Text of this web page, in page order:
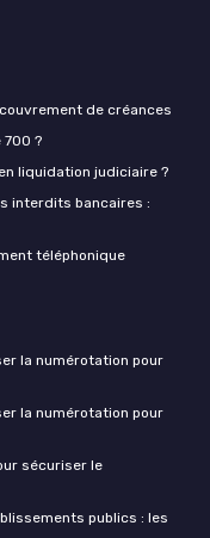
de créances
700 ?
liquidation judiciaire ?
interdits bancaires :
téléphonique
la numérotation pour
la numérotation pour
sécuriser le
publics : les